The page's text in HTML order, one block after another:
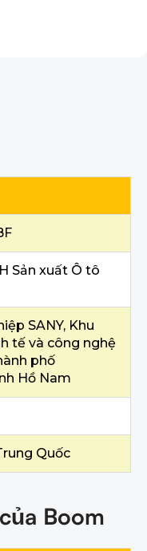
Sản xuất Ô tô
SANY, Khu
tế và công nghệ
phố
Hồ Nam
Quốc
Boom